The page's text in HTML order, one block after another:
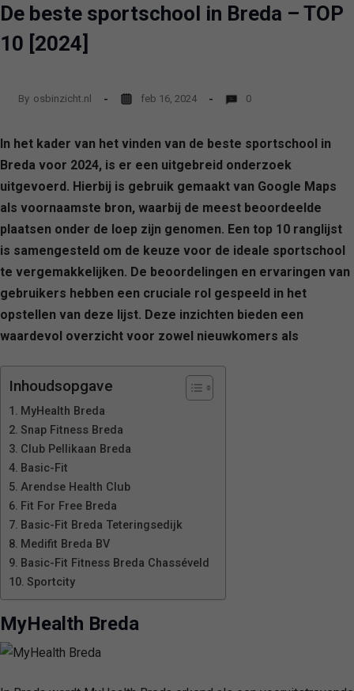
De beste sportschool in Breda – TOP
10 [2024]
By osbinzicht.nl feb 16, 2024 0
In het kader van het vinden van de beste sportschool in
Breda voor 2024, is er een uitgebreid onderzoek
uitgevoerd. Hierbij is gebruik gemaakt van Google Maps
als voornaamste bron, waarbij de meest beoordeelde
plaatsen onder de loep zijn genomen. Een top 10 ranglijst
is samengesteld om de keuze voor de ideale sportschool
te vergemakkelijken. De beoordelingen en ervaringen van
gebruikers hebben een cruciale rol gespeeld in het
opstellen van deze lijst. Deze inzichten bieden een
waardevol overzicht voor zowel nieuwkomers als
Inhoudsopgave
MyHealth Breda
Snap Fitness Breda
Club Pellikaan Breda
Basic-Fit
Arendse Health Club
Fit For Free Breda
Basic-Fit Breda Teteringsedijk
Medifit Breda BV
Basic-Fit Fitness Breda Chasséveld
Sportcity
MyHealth Breda